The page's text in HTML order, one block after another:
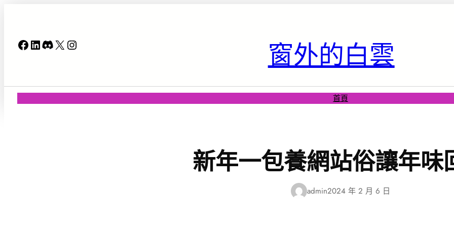
Facebook
LinkedIn
Discord
X Instagram 窗外的白雲
首頁
新年一包養網站俗讓年味
admin2024 年 2 月 6 日